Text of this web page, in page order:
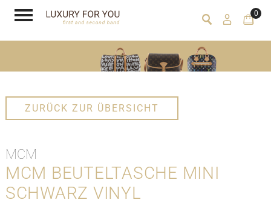
0
ZURÜCK ZUR ÜBERSICHT
MCM
MCM BEUTELTASCHE MINI
SCHWARZ VINYL